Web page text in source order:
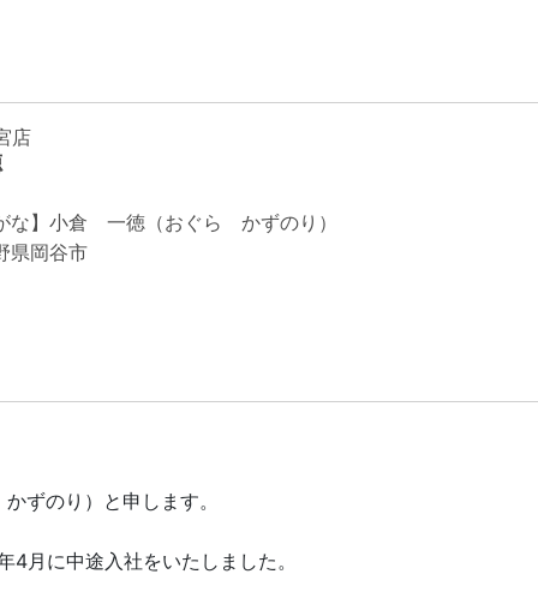
店
な】小倉 一徳（おぐら かずのり）
県岡谷市
ずのり）と申します。
月に中途入社をいたしました。